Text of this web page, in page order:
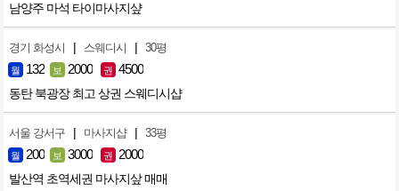
남양주 마석 타이마사지샾
경기 화성시 | 스웨디시 | 30평
월 132 보 2000 권 4500
동탄 북광장 최고 상권 스웨디시샵
서울 강서구 | 마사지샵 | 33평
월 200 보 3000 권 2000
발산역 초역세권 마사지샆 매매